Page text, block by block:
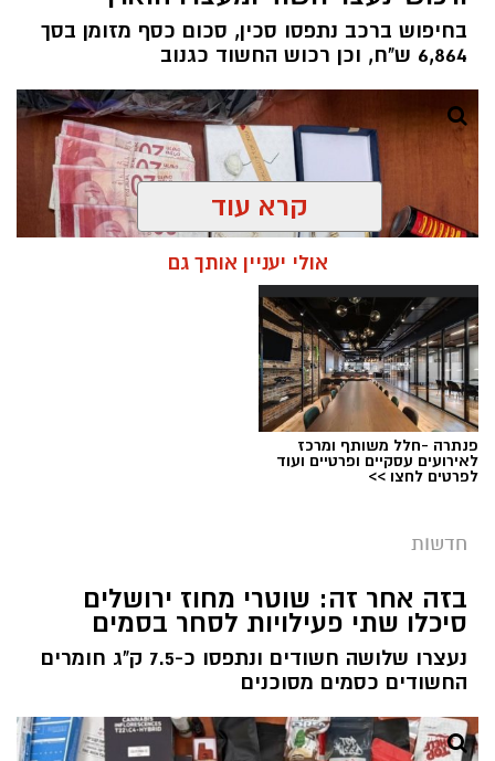
בחיפוש ברכב נתפסו סכין, סכום כסף מזומן בסך
6,864 ש"ח, וכן רכוש החשוד כגנוב
צילום: דוברות המשטרה
מערכת ירושלים נט / 08:20 09.08.26
שוטרי תחנת מוריה בשכונת בית צפאפא, הבחינו
השוטרים ברכב שביצע עבירת תנועה. השוטרים
כרזו לנהג לעצור לבדיקה, הנהג החשוד החל בניסיון
להימלט.
במהלך מרדף קצר פגע הנהג במספר כלי רכב וגרם
קרא עוד
אולי יעניין אותך גם
פנתרה -חלל משותף ומרכז
לאירועים עסקיים ופרטיים ועוד
לפרטים לחצו >>
חדשות
בזה אחר זה: שוטרי מחוז ירושלים
סיכלו שתי פעילויות לסחר בסמים
נעצרו שלושה חשודים ונתפסו כ-7.5 ק"ג חומרים
החשודים כסמים מסוכנים